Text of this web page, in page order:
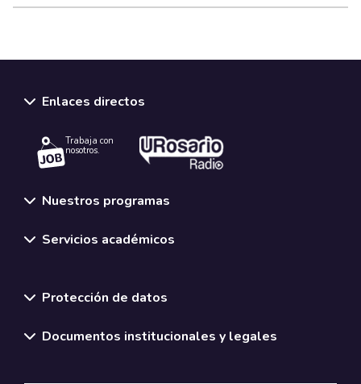
Enlaces directos
Trabaja con
nosotros.
Nuestros programas
Servicios académicos
Protección de datos
Documentos institucionales y legales